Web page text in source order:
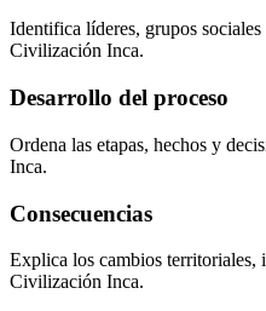
Identifica líderes, grupos
Civilización Inca.
Desarrollo del proceso
Ordena las etapas, hechos y
Inca.
Consecuencias
Explica los cambios territoriales,
Civilización Inca.